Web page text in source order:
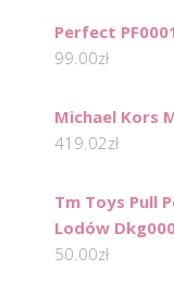
Perfect
99.00zł
Michael Kors
419.02zł
Tm Toys Pull
Lodów
50.00zł